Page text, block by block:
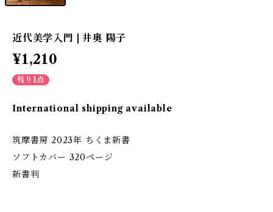
近代美学入門 | 井奥 陽子
¥1,210
残り1点
International shipping available
筑摩書房 2023年 ちくま新書
ソフトカバー 320ページ
新書判